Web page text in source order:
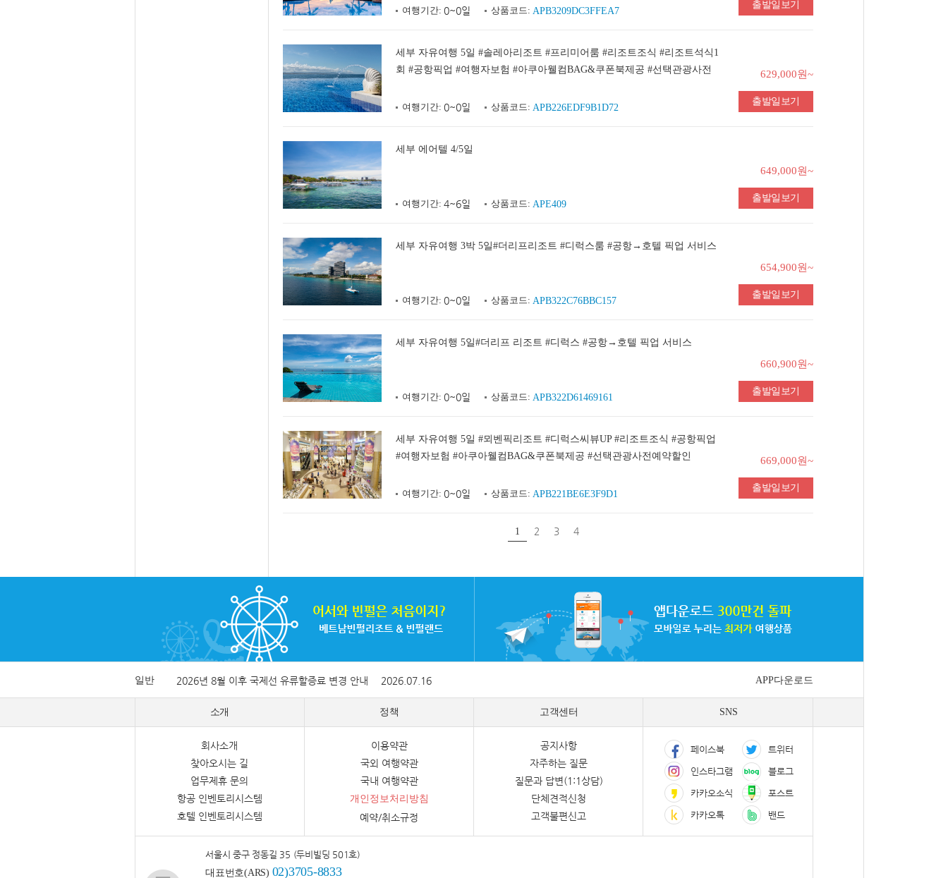
여행기간: 0~0일 상품코드: APB3209DC3FFEA7
출발일보기
세부 자유여행 5일 #솔레아리조트 #프리미어룸 #리조트조식 #리조트석식1
회 #공항픽업 #여행자보험 #아쿠아웰컴BAG&쿠폰북제공 #선택관광사전
여행기간: 0~0일 상품코드: APB226EDF9B1D72
629,000원~
출발일보기
세부 에어텔 4/5일
여행기간: 4~6일 상품코드: APE409
649,000원~
출발일보기
세부 자유여행 3박 5일#더리프리조트 #디럭스룸 #공항→호텔 픽업 서비스
여행기간: 0~0일 상품코드: APB322C76BBC157
654,900원~
출발일보기
세부 자유여행 5일#더리프 리조트 #디럭스 #공항→호텔 픽업 서비스
여행기간: 0~0일 상품코드: APB322D61469161
660,900원~
출발일보기
세부 자유여행 5일 #뫼벤픽리조트 #디럭스씨뷰UP #리조트조식 #공항픽업
#여행자보험 #아쿠아웰컴BAG&쿠폰북제공 #선택관광사전예약할인
여행기간: 0~0일 상품코드: APB221BE6E3F9D1
669,000원~
출발일보기
1 2 3 4
일반 2026년 8월 이후 국제선 유류할증료 변경 안내 2026.07.16 APP다운로드
소개
회사소개
찾아오시는 길
업무제휴 문의
항공 인벤토리시스템
호텔 인벤토리시스템
정책
이용약관
국외 여행약관
국내 여행약관
개인정보처리방침
예약/취소규정
고객센터
공지사항
자주하는 질문
질문과 답변(1:1상담)
단체견적신청
고객불편신고
SNS
페이스북 트위터
인스타그램 블로그
카카오소식 포스트
카카오톡 밴드
서울시 중구 정동길 35 (두비빌딩 501호)
대표번호(ARS) 02)3705-8833